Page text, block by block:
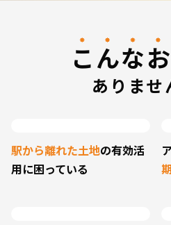
こんな
ありませ
駅から離れた土地の有効活
用に困っている